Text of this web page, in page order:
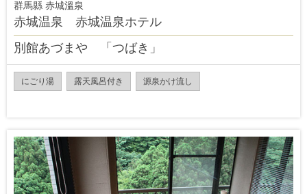
群馬縣 赤城溫泉
赤城温泉 赤城温泉ホテル
別館あづまや 「つばき」
にごり湯 露天風呂付き 源泉かけ流し